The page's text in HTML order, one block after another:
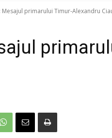
Mesajul primarului Timur-Alexandru